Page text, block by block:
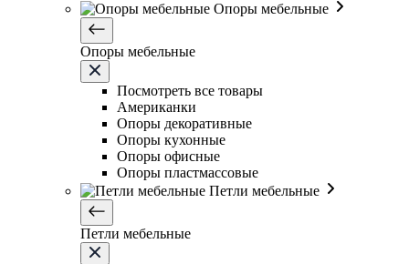
Опоры мебельные
Опоры мебельные
Посмотреть все товары
Американки
Опоры декоративные
Опоры кухонные
Опоры офисные
Опоры пластмассовые
Петли мебельные
Петли мебельные